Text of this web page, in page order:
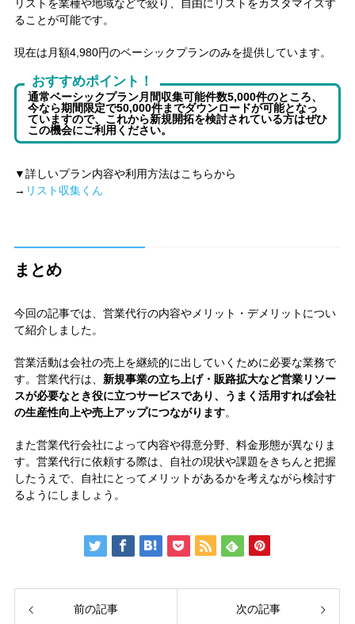
リストを業種や地域などで絞り、自由にリストをカスタマイズす
ることが可能です。
現在は月額4,980円のベーシックプランのみを提供しています。
おすすめポイント！
通常ベーシックプラン月間収集可能件数5,000件のところ、
今なら期間限定で50,000件までダウンロードが可能となっ
ていますので、これから新規開拓を検討されている方はぜひ
この機会にご利用ください。
▼詳しいプラン内容や利用方法はこちらから
→ リスト収集くん
まとめ
今回の記事では、営業代行の内容やメリット・デメリットについ
て紹介しました。
営業活動は会社の売上を継続的に出していくために必要な業務で
す。営業代行は、 新規事業の立ち上げ・販路拡大など営業リソー
スが必要なとき役に立つサービスであり、うまく活用すれば会社
の生産性向上や売上アップにつながります。
また営業代行会社によって内容や得意分野、料金形態が異なりま
す。営業代行に依頼する際は、自社の現状や課題をきちんと把握
したうえで、自社にとってメリットがあるかを考えながら検討す
るようにしましょう。
前の記事 次の記事